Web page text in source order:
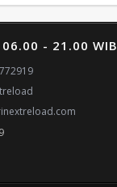
- 21.00 WIB